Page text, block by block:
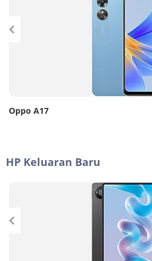
Oppo A17
HP Keluaran Baru